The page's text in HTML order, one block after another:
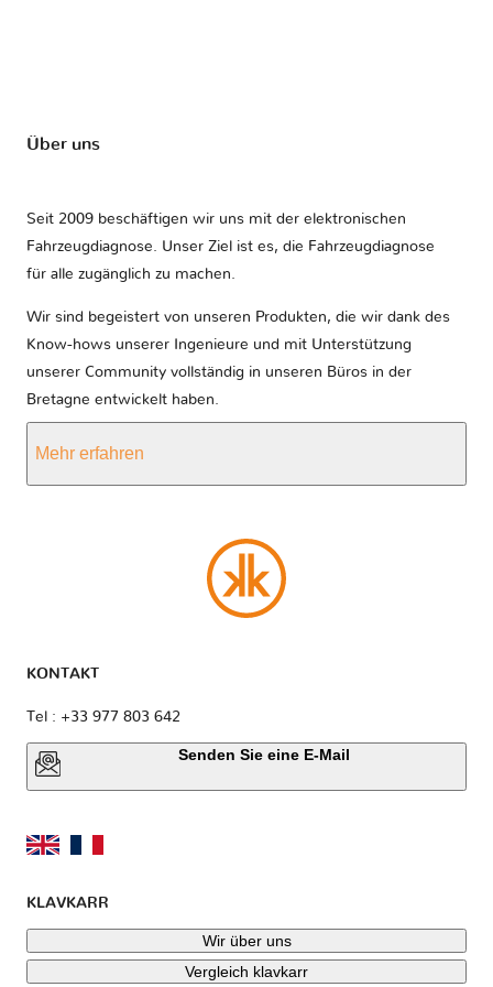
Über uns
Seit 2009 beschäftigen wir uns mit der elektronischen
Fahrzeugdiagnose. Unser Ziel ist es, die Fahrzeugdiagnose
für alle zugänglich zu machen.
Wir sind begeistert von unseren Produkten, die wir dank des
Know-hows unserer Ingenieure und mit Unterstützung
unserer Community vollständig in unseren Büros in der
Bretagne entwickelt haben.
Mehr erfahren
KONTAKT
Tel : +33 977 803 642
Senden Sie eine E-Mail
KLAVKARR
Wir über uns
Vergleich klavkarr